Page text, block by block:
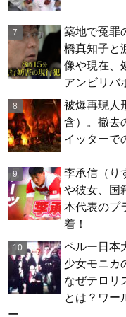
築地で冤罪
橋真知子と
像や現在、
アンビリバ
被爆再現人
含）。撤去
イッターで
李承信（り
や彼女、国
本代表のプ
着！
ペルー日本
少女モニカ
なぜテロリ
とは？ワー